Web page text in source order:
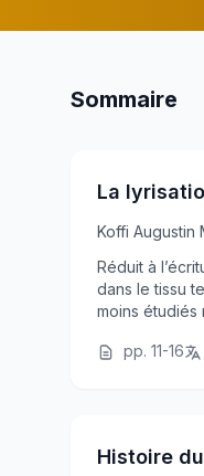
Sommaire
La
Koffi Augustin
Réduit à
dans le tissu
moins étudiés
pp. 11-16
Histoire